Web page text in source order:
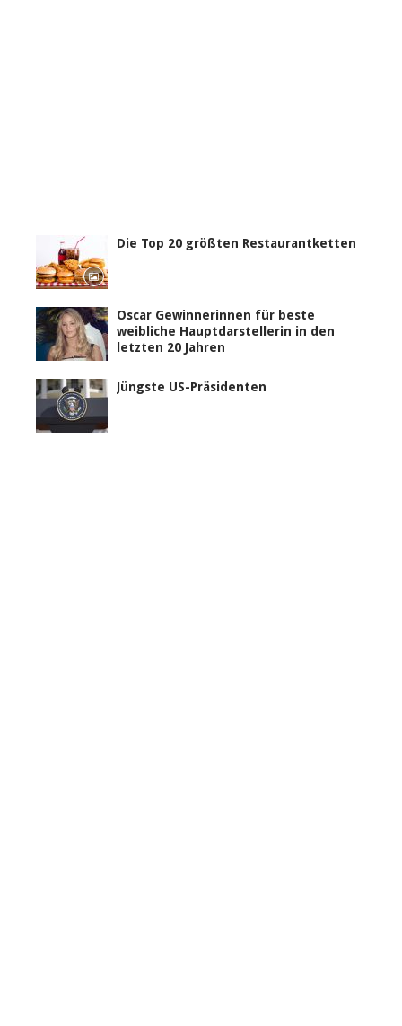
Die Top 20 größten Restaurantketten
Oscar Gewinnerinnen für beste
weibliche Hauptdarstellerin in den
letzten 20 Jahren
Jüngste US-Präsidenten